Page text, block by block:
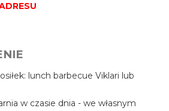
lunch barbecue Viklari lub
w czasie dnia - we własnym